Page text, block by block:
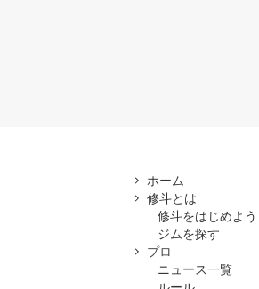
ホーム
修斗とは
修斗をはじめよう
ジムを探す
プロ
ニュース一覧